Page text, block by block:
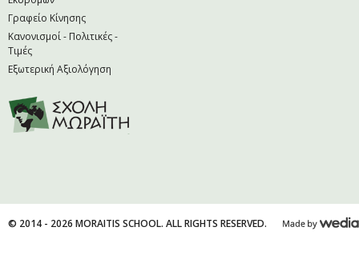
Γραφείο Κίνησης
Κανονισμοί - Πολιτικές -
Τιμές
Εξωτερική Αξιολόγηση
© 2014 - 2026 MORAITIS SCHOOL. ALL RIGHTS RESERVED.